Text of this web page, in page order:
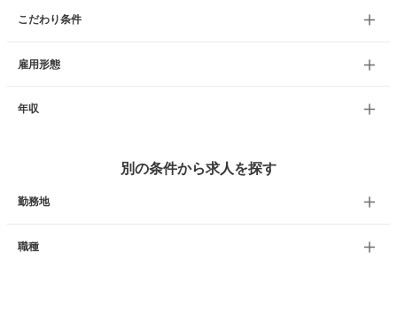
こだわり条件
雇用形態
年収
別の条件から求人を探す
勤務地
職種